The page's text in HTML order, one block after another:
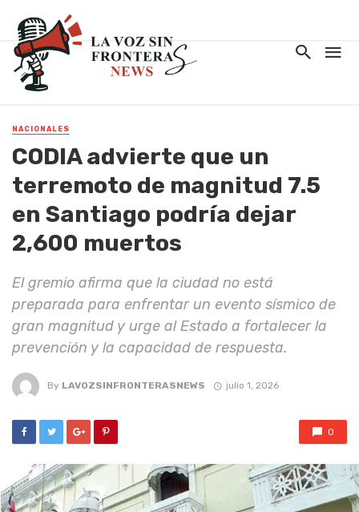
NACIONALES
CODIA advierte que un
terremoto de magnitud 7.5
en Santiago podría dejar
2,600 muertos
El gremio afirma que la ciudad no está
preparada para enfrentar un evento sísmico de
gran magnitud y urge al Estado a fortalecer la
prevención y la capacidad de respuesta.
By LAVOZSINFRONTERASNEWS julio 1, 2026
0